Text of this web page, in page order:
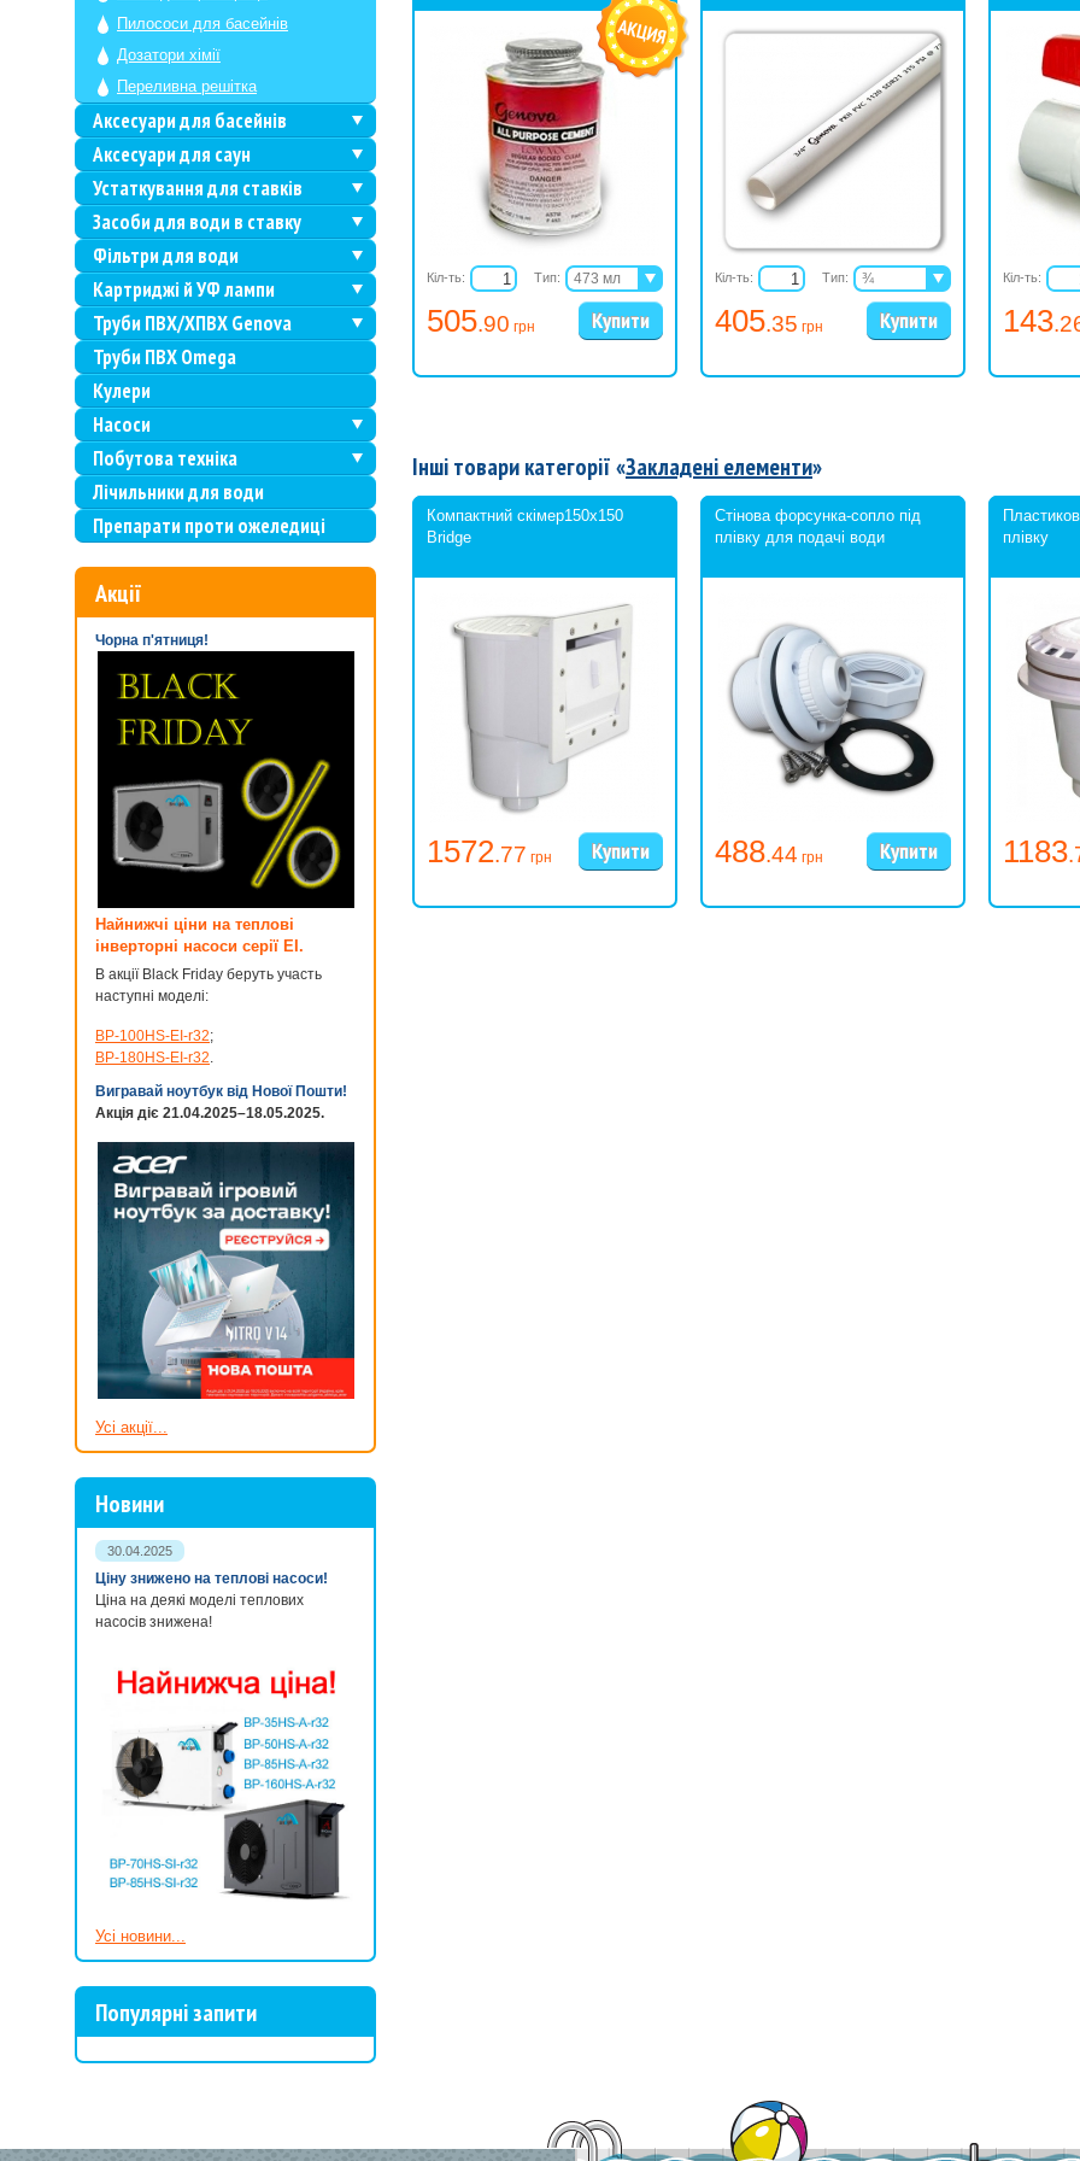
505.90 грн
Кіл-ть: Тип:
473 мл
946 мл
405.35 грн
Кіл-ть: Тип:
¾
1
1½
143
Кіл-ть:
Інші товари категорії «Закладені елементи»
Компактний скімер150x150
Bridge
1572.77 грн
Стінова форсунка-сопло під
плівку для подачі води
488.44 грн
плівку
1183
Пилососи для басейнів
Дозатори хімії
Переливна решітка
Аксесуари для басейнів
Аксесуари для саун
Устаткування для ставків
Засоби для води в ставку
Фільтри для води
Картриджі й УФ лампи
Труби ПВХ/ХПВХ Genova
Труби ПВХ Omega
Кулери
Насоси
Побутова техніка
Лічильники для води
Препарати проти ожеледиці
Акції
Чорна п'ятниця!
Найнижчі ціни на теплові
інверторні насоси серії EI.
В акції Black Friday беруть участь
наступні моделі:
BP-100HS-EI-r32;
BP-180HS-EI-r32.
Вигравай ноутбук від Нової Пошти!
Акція діє 21.04.2025–18.05.2025.
Усі акції...
Новини
30.04.2025
Ціну знижено на теплові насоси!
Ціна на деякі моделі теплових
насосів знижена!
Усі новини...
Популярні запити